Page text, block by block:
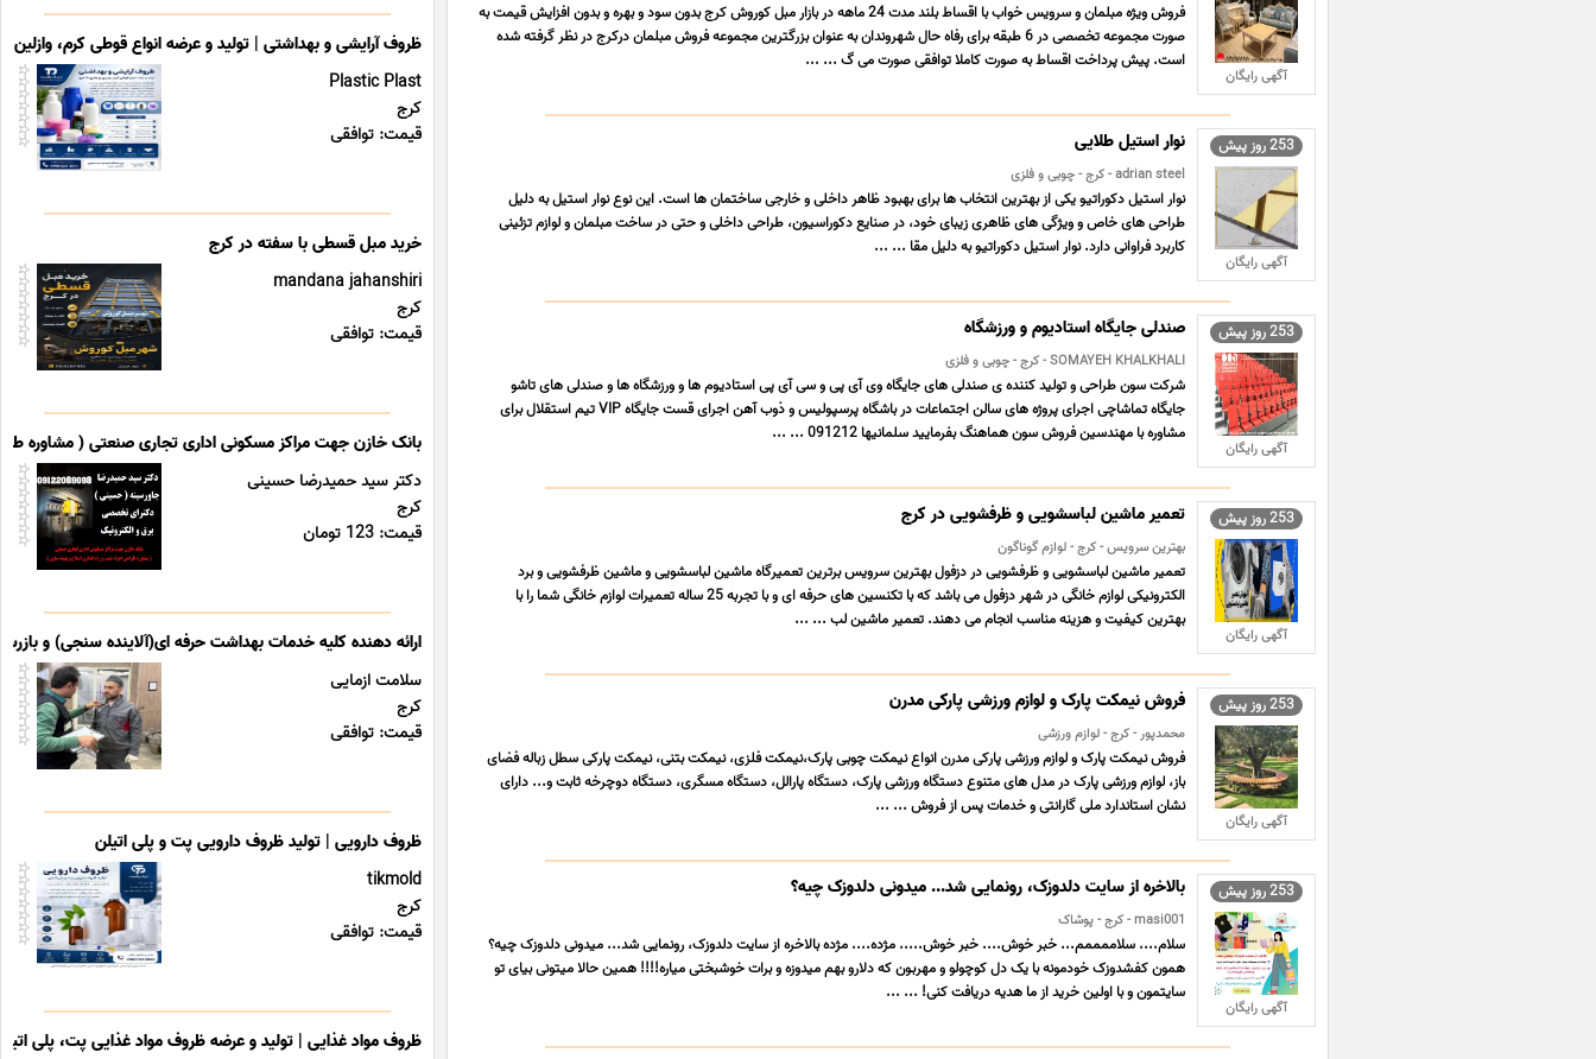
آگهی رایگان
فروش ویژه مبلمان و سرویس خواب با اقساط بلند مدت 24 ماهه در بازار مبل کوروش کرج بدون سود و بهره و بدون افزایش قیمت به
صورت مجموعه تخصصی در 6 طبقه برای رفاه حال شهروندان به عنوان بزرگترین مجموعه فروش مبلمان درکرج در نظر گرفته شده
است. پیش پرداخت اقساط به صورت کاملا توافقی صورت می گ ... ...
253 روز پیش
آگهی رایگان
نوار استیل طلایی
adrian steel - کرج - چوبی و فلزی
نوار استیل دکوراتیو یکی از بهترین انتخاب ها برای بهبود ظاهر داخلی و خارجی ساختمان ها است. این نوع نوار استیل به دلیل
طراحی های خاص و ویژگی های ظاهری زیبای خود، در صنایع دکوراسیون، طراحی داخلی و حتی در ساخت مبلمان و لوازم تزئینی
کاربرد فراوانی دارد. نوار استیل دکوراتیو به دلیل مقا ... ...
253 روز پیش
آگهی رایگان
صندلی جایگاه استادیوم و ورزشگاه
SOMAYEH KHALKHALI - کرج - چوبی و فلزی
شرکت سون طراحی و تولید کننده ی صندلی های جایگاه وی آی پی و سی آی پی استادیوم ها و ورزشگاه ها و صندلی های تاشو
جایگاه تماشاچی اجرای پروژه های سالن اجتماعات در باشگاه پرسپولیس و ذوب آهن اجرای قست جایگاه VIP تیم استقلال برای
مشاوره با مهندسین فروش سون هماهنگ بفرمایید سلمانیها 091212 ... ...
253 روز پیش
آگهی رایگان
تعمیر ماشین لباسشویی و ظرفشویی در کرج
بهترین سرویس - کرج - لوازم گوناگون
تعمیر ماشین لباسشویی و ظرفشویی در دزفول بهترین سرویس برترین تعمیرگاه ماشین لباسشویی و ماشین ظرفشویی و برد
الکترونیکی لوازم خانگی در شهر دزفول می باشد که با تکنسین های حرفه ای و با تجربه 25 ساله تعمیرات لوازم خانگی شما را با
بهترین کیفیت و هزینه مناسب انجام می دهند. تعمیر ماشین لب ... ...
253 روز پیش
آگهی رایگان
فروش نیمکت پارک و لوازم ورزشی پارکی مدرن
محمدپور - کرج - لوازم ورزشی
فروش نیمکت پارک و لوازم ورزشی پارکی مدرن انواع نیمکت چوبی پارک،نیمکت فلزی، نیمکت بتنی، نیمکت پارکی سطل زباله فضای
باز، لوازم ورزشی پارک در مدل های متنوع دستگاه ورزشی پارک، دستگاه پارالل، دستگاه مسگری، دستگاه دوچرخه ثابت و... دارای
نشان استاندارد ملی گارانتی و خدمات پس از فروش ... ...
253 روز پیش
آگهی رایگان
بالاخره از سایت دلدوزک، رونمایی شد... میدونی دلدوزک چیه؟
masi001 - کرج - پوشاک
سلام.... سلاممممم... خبر خوش.... خبر خوش..... مژده.... مژده بالاخره از سایت دلدوزک، رونمایی شد... میدونی دلدوزک چیه؟
همون کفشدوزک خودمونه با یک دل کوچولو و مهربون که دلارو بهم میدوزه و برات خوشبختی میاره!!!! همین حالا میتونی بیای تو
سایتمون و با اولین خرید از ما هدیه دریافت کنی! ... ...
ظروف آرایشی و بهداشتی | تولید و عرضه انواع قوطی کرم، وازلین
Plastic Plast
کرج
قیمت: توافقی
خرید مبل قسطی با سفته در کرج
mandana jahanshiri
کرج
قیمت: توافقی
بانک خازن جهت مراکز مسکونی اداری تجاری صنعتی ( مشاوره
دکتر سید حمیدرضا حسینی
کرج
قیمت: 123 تومان
ارائه دهنده کلیه خدمات بهداشت حرفه ای(آلاینده سنجی) و
سلامت ازمایی
کرج
قیمت: توافقی
ظروف دارویی | تولید ظروف دارویی پت و پلی اتیلن
tikmold
کرج
قیمت: توافقی
ظروف مواد غذایی | تولید و عرضه ظروف مواد غذایی پت، پلی